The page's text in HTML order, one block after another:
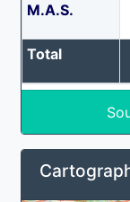
M.A.S.
Total